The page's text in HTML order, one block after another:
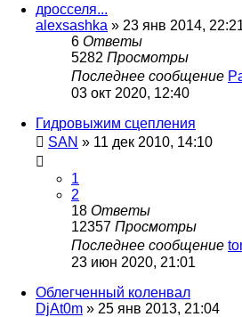
дросселя...
alexsashka » 23 янв 2014,
6 Ответы
5282 Просмотры
Последнее сообщение
03 окт 2020, 12:40
Гидровыжим сцепления
SAN » 11 дек 2010, 14:10
1
2
18 Ответы
12357 Просмотры
Последнее сообщение
23 июн 2020, 21:01
Облегченный коленвал
DjAt0m » 25 янв 2013, 21:04